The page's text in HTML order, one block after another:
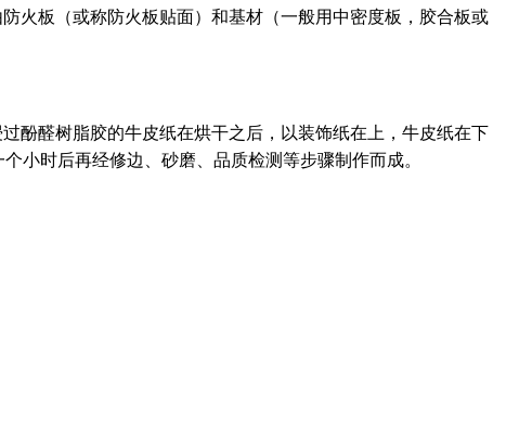
火板（或称防火板贴面）和基材（一般用中密度板，胶合板或
醛树脂胶的牛皮纸在烘干之后，以装饰纸在上，牛皮纸在下
后再经修边、砂磨、品质检测等步骤制作而成。